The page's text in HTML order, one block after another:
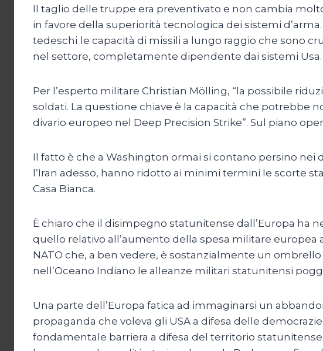
Il taglio delle truppe era preventivato e non cambia
in favore della superiorità tecnologica dei sistemi d’arma.
tedeschi le capacità di missili a lungo raggio che sono
nel settore, completamente dipendente dai sistemi
Per l’esperto militare Christian Mölling, “la possibile
soldati. La questione chiave è la capacità che potrebbe
divario europeo nel Deep Precision Strike”. Sul piano
Il fatto è che a Washington ormai si contano persino nei
l’Iran adesso, hanno ridotto ai minimi termini le scorte
Casa Bianca.
È chiaro che il disimpegno statunitense dall’Europa ha
quello relativo all’aumento della spesa militare
NATO che, a ben vedere, è sostanzialmente un
nell’Oceano Indiano le alleanze militari statunitensi
Una parte dell’Europa fatica ad immaginarsi un
propaganda che voleva gli USA a difesa delle
fondamentale barriera a difesa del territorio